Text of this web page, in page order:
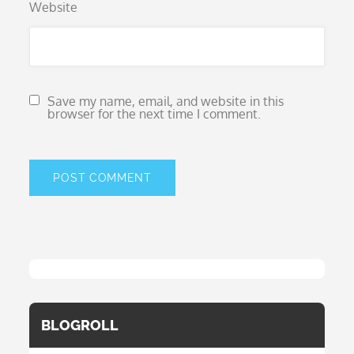
Website
Save my name, email, and website in this
browser for the next time I comment.
BLOGROLL